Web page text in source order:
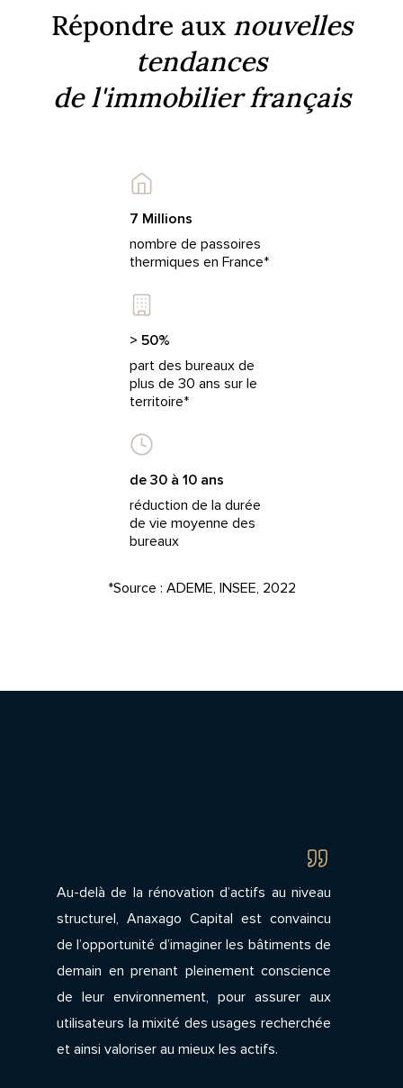
Répondre aux nouvelles
tendances
de l'immobilier français
7 Millions
nombre de passoires
thermiques en France*
> 50%
part des bureaux de
plus de 30 ans sur le
territoire*
de 30 à 10 ans
réduction de la durée
de vie moyenne des
bureaux
*Source : ADEME, INSEE, 2022
Au-delà de la rénovation d’actifs au niveau
structurel, Anaxago Capital est convaincu
de l’opportunité d’imaginer les bâtiments de
demain en prenant pleinement conscience
de leur environnement, pour assurer aux
utilisateurs la mixité des usages recherchée
et ainsi valoriser au mieux les actifs.